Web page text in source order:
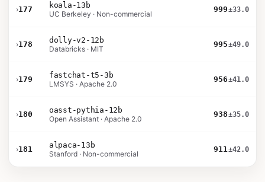
›177
koala-13b
UC Berkeley · Non-commercial
999±33.0
›178
dolly-v2-12b
Databricks · MIT
995±49.0
›179
fastchat-t5-3b
LMSYS · Apache 2.0
956±41.0
›180
oasst-pythia-12b
Open Assistant · Apache 2.0
938±35.0
›181
alpaca-13b
Stanford · Non-commercial
911±42.0